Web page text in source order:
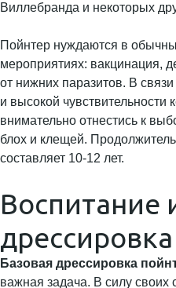
Виллебранда и некоторых
Пойнтер нуждаются в
мероприятиях: вакцинация,
от нижних паразитов. В
и высокой чувствительности
внимательно отнестись к
блох и клещей.
составляет 10-12 лет.
Воспитание
дрессировка
Базовая дрессировка
важная задача. В силу своих